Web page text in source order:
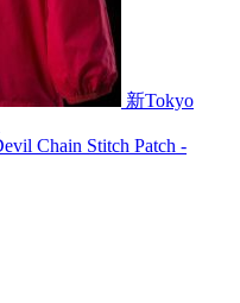
新Tokyo
Chain Stitch Patch -